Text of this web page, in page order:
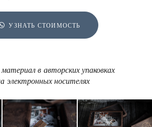
УЗНАТЬ СТОИМОСТЬ
в авторских упаковках
электронных носителях